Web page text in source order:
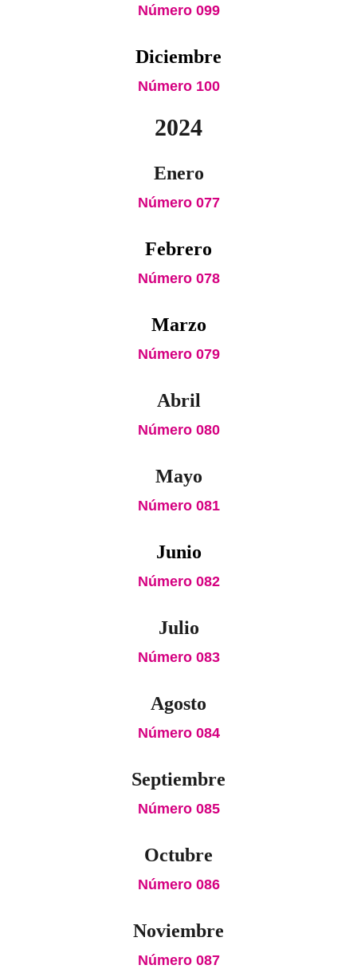
Número 099
Diciembre
Número 100
2024
Enero
Número 077
Febrero
Número 078
Marzo
Número 079
Abril
Número 080
Mayo
Número 081
Junio
Número 082
Julio
Número 083
Agosto
Número 084
Septiembre
Número 085
Octubre
Número 086
Noviembre
Número 087